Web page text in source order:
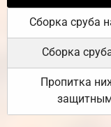
Сборка сруба
Сборка
Пропитка